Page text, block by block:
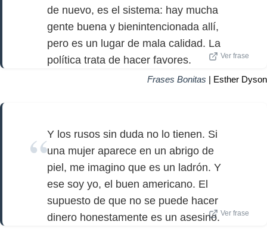
de nuevo, es el sistema: hay mucha
gente buena y bienintencionada allí,
pero es un lugar de mala calidad. La
política trata de hacer favores.
Ver frase
Frases Bonitas | Esther Dyson
Y los rusos sin duda no lo tienen. Si
una mujer aparece en un abrigo de
piel, me imagino que es un ladrón. Y
ese soy yo, el buen americano. El
supuesto de que no se puede hacer
dinero honestamente es un asesino.Ver frase